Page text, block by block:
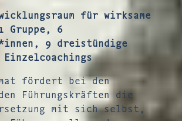
für wirksame
Gruppe, 6
9 dreistündige
fördert bei den
Führungskräften die
mit sich selbst,